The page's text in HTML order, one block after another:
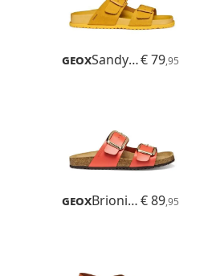
Geox Sandybett€ 79,95
Geox Brionia R€ 89,95